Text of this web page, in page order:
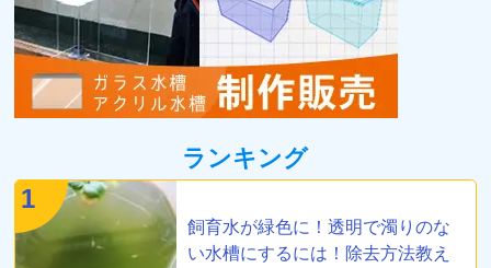
ランキング
1
飼育水が緑色に！透明で濁りのな
い水槽にするには！除去方法教え